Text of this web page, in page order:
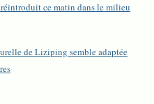
ce matin dans le milieu
de Liziping semble adaptée